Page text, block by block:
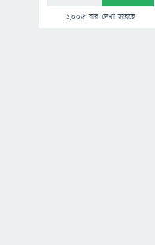
1,005 বার দেখা হয়েছে